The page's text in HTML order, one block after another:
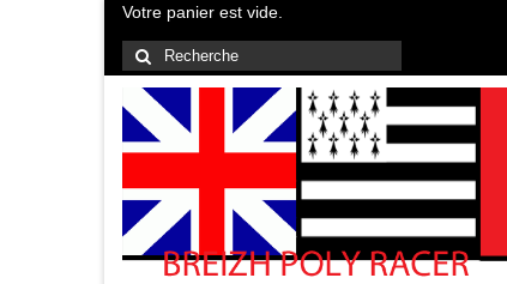
Votre panier est vide.
Rechercher
: